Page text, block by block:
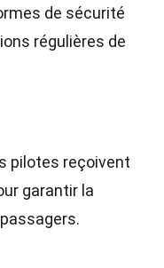
de sécurité
régulières de
pilotes reçoivent
garantir la